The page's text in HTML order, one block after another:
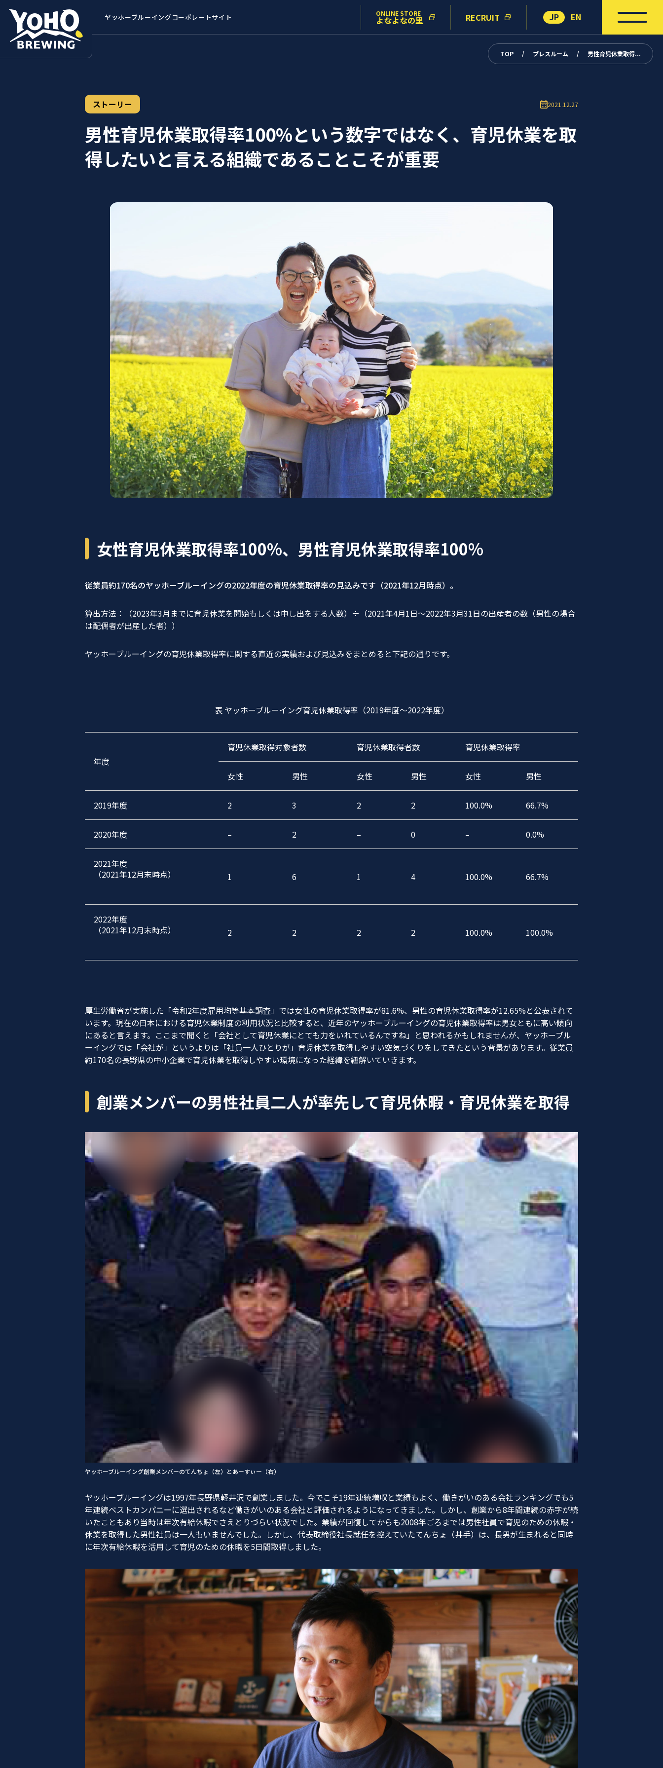
ヤッホーブルーイングコーポレートサイト ONLINE STORE
よなよなの里 RECRUIT JP EN
ストーリー 2021.12.27
TOP / プレスルーム / 男性育児休業取得...
男性育児休業取得率100%という数字ではなく、育児休業を取
得したいと言える組織であることこそが重要
女性育児休業取得率100%、男性育児休業取得率100%
従業員約170名のヤッホーブルーイングの2022年度の育児休業取得率の見込みです（2021年12月時点）。
算出方法：（2023年3月までに育児休業を開始もしくは申し出をする人数）÷（2021年4月1日～2022年3月31日の出産者の数（男性の場合
は配偶者が出産した者））
ヤッホーブルーイングの育児休業取得率に関する直近の実績および見込みをまとめると下記の通りです。
表 ヤッホーブルーイング育児休業取得率（2019年度～2022年度）
年度
育児休業取得対象者数 育児休業取得者数 育児休業取得率
女性 男性 女性 男性 女性 男性
2019年度 2 3 2 2 100.0% 66.7%
2020年度 – 2 – 0 – 0.0%
2021年度
（2021年12月末時点）
1 6 1 4 100.0% 66.7%
2022年度
（2021年12月末時点）
2 2 2 2 100.0% 100.0%
厚生労働省が実施した「令和2年度雇用均等基本調査」では女性の育児休業取得率が81.6%、男性の育児休業取得率が12.65%と公表されて
います。現在の日本における育児休業制度の利用状況と比較すると、近年のヤッホーブルーイングの育児休業取得率は男女ともに高い傾向
にあると言えます。ここまで聞くと「会社として育児休業にとても力をいれているんですね」と思われるかもしれませんが、ヤッホーブル
ーイングでは「会社が」というよりは「社員一人ひとりが」育児休業を取得しやすい空気づくりをしてきたという背景があります。従業員
約170名の長野県の中小企業で育児休業を取得しやすい環境になった経緯を紐解いていきます。
創業メンバーの男性社員二人が率先して育児休暇・育児休業を取得
ヤッホーブルーイング創業メンバーのてんちょ（左）とあーすぃー（右）
ヤッホーブルーイングは1997年長野県軽井沢で創業しました。今でこそ19年連続増収と業績もよく、働きがいのある会社ランキングでも5
年連続ベストカンパニーに選出されるなど働きがいのある会社と評価されるようになってきました。しかし、創業から8年間連続の赤字が続
いたこともあり当時は年次有給休暇でさえとりづらい状況でした。業績が回復してからも2008年ごろまでは男性社員で育児のための休暇・
休業を取得した男性社員は一人もいませんでした。しかし、代表取締役社長就任を控えていたてんちょ（井手）は、長男が生まれると同時
に年次有給休暇を活用して育児のための休暇を5日間取得しました。